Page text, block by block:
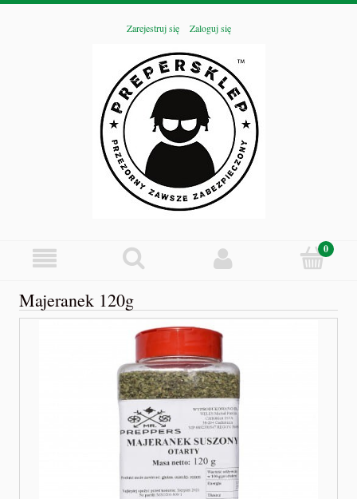
Zarejestruj się Zaloguj się
Majeranek 120g